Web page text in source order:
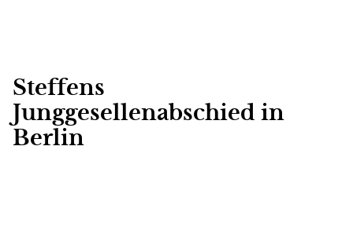
Steffens
Junggesellenabschied in
Berlin